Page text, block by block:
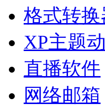
格式转
XP主题
直播软件
网络邮箱